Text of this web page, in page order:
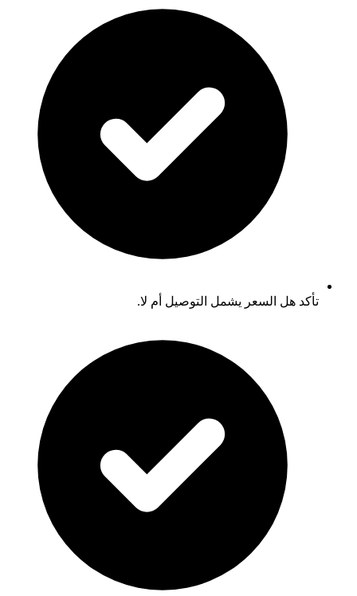
تأكد هل السعر يشمل التوصيل أم لا.